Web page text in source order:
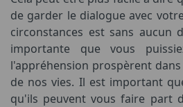
de garder le dialogue avec
circonstances est sans aucun
importante que vous
l'appréhension prospèrent
de nos vies. Il est important
qu'ils peuvent vous faire part